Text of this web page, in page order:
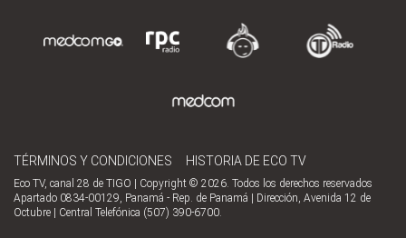
TÉRMINOS Y CONDICIONES HISTORIA DE ECO TV
Eco TV, canal 28 de TIGO | Copyright © 2026. Todos los derechos reservados
Apartado 0834-00129, Panamá - Rep. de Panamá | Dirección, Avenida 12 de
Octubre | Central Telefónica (507) 390-6700.